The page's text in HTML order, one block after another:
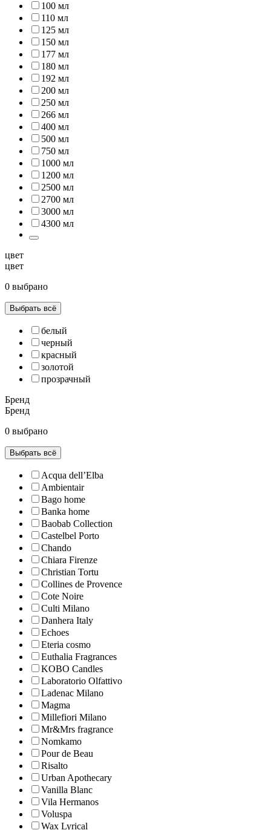
100 мл
110 мл
125 мл
150 мл
177 мл
180 мл
192 мл
200 мл
250 мл
266 мл
400 мл
500 мл
750 мл
1000 мл
1200 мл
2500 мл
2700 мл
3000 мл
4300 мл
цвет
цвет
0 выбрано
Выбрать всё
белый
черный
красный
золотой
прозрачный
Бренд
Бренд
0 выбрано
Выбрать всё
Acqua dell’Elba
Ambientair
Bago home
Banka home
Baobab Collection
Castelbel Porto
Chando
Chiara Firenze
Christian Tortu
Collines de Рrovencе
Cote Noire
Culti Milano
Danhera Italy
Echoes
Eteria cosmo
Euthalia Fragrances
KOBO Candles
Laboratorio Olfattivo
Ladenac Milano
Magma
Millefiori Milano
Mr&Mrs fragrance
Nomkamo
Pour de Beau
Risalto
Urban Apothecary
Vanilla Blanc
Vila Hermanos
Voluspa
Wax Lyrical